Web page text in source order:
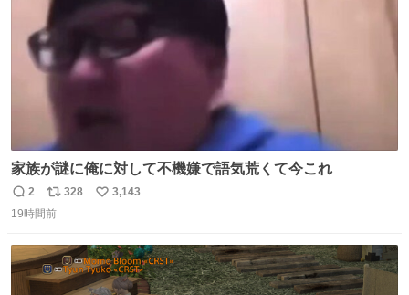
家族が謎に俺に対して不機嫌で語気荒くて今これ
返
信
2
リ
ポ
ト
数
328
い
数
3,143
19時間前